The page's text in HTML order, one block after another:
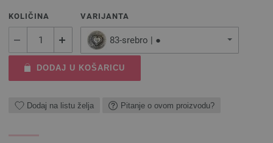
KOLIČINA VARIJANTA
83-srebro | ●
DODAJ U KOŠARICU
Dodaj na listu želja Pitanje o ovom proizvodu?